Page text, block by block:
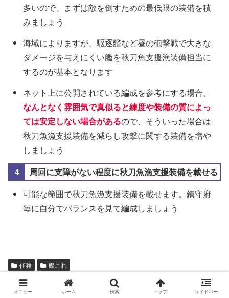
多いので、まずは敵を倒すための最低限の装備を積
みましょう
海域によりますが、駆逐艦など昼の砲撃戦で大きな
ダメージを与えにくい艦を秋刀魚支援漁装備担当に
するのが基本となります
ネット上に公開されている編成を参考にする場合、
なんとなく雰囲気で真似ると練度や装備の質によっ
ては安定しない場合があるので、そういった場合は
秋刀魚漁支援装備を減らし攻撃に関する装備を増や
しましょう
周回に支障がない程度に秋刀魚漁支援装備を載せる
可能な範囲で秋刀魚漁支援装備を載せます。鎮守府
毎に自分でバランスを見て編成しましょう
任務 艦これ
艦これ
メニュー ホーム 検索 トップ サイドバー